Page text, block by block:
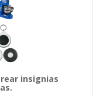
insignias